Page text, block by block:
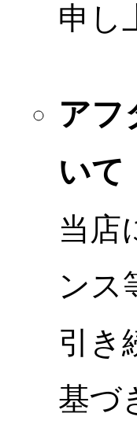
申し
アフ
いて
当店
ンス
引き
基づ